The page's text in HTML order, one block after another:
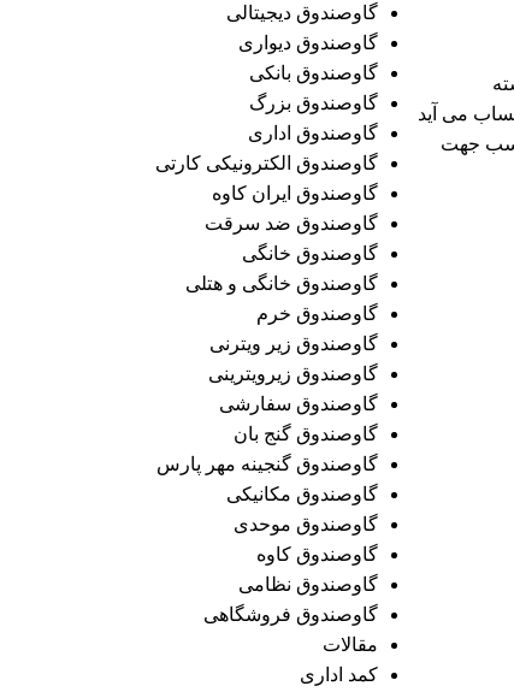
در دسته
می آید
جهت
گاوصندوق دیجیتالی
گاوصندوق دیواری
گاوصندوق بانکی
گاوصندوق بزرگ
گاوصندوق اداری
گاوصندوق الکترونیکی کارتی
گاوصندوق ایران کاوه
گاوصندوق ضد سرقت
گاوصندوق خانگی
گاوصندوق خانگی و هتلی
گاوصندوق خرم
گاوصندوق زیر ویترنی
گاوصندوق زیرویترینی
گاوصندوق سفارشی
گاوصندوق گنج بان
گاوصندوق گنجینه مهر پارس
گاوصندوق مکانیکی
گاوصندوق موحدی
گاوصندوق کاوه
گاوصندوق نظامی
گاوصندوق فروشگاهی
مقالات
کمد اداری